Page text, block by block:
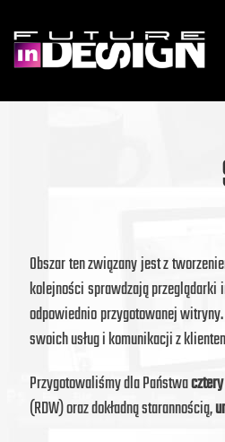
Obszar ten związany jest z
kolejności sprawdzają przeglądarki
odpowiednio przygotowanej
swoich usług i komunikacji z
Przygotowaliśmy dla Państwa
(RDW) oraz dokładną starannością,